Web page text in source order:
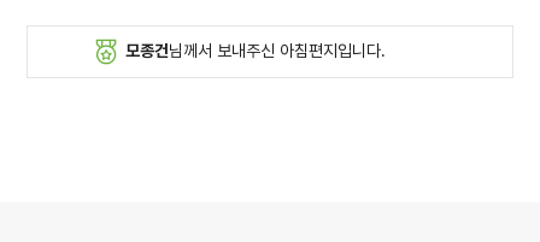
모종건님께서 보내주신 아침편지입니다.